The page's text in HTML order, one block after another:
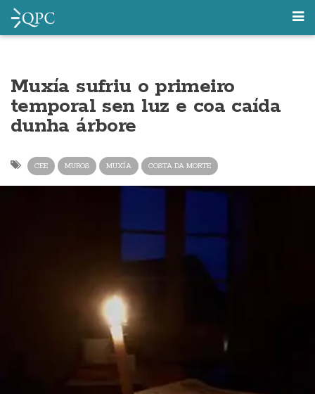
Muxía sufriu o primeiro
temporal sen luz e coa caída
dunha árbore
CEE MUROS MUXÍA COSTA DA MORTE